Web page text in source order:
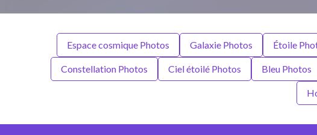
Espace cosmique Photos Galaxie Photos Étoile
Constellation Photos Ciel étoilé Photos Bleu Photos